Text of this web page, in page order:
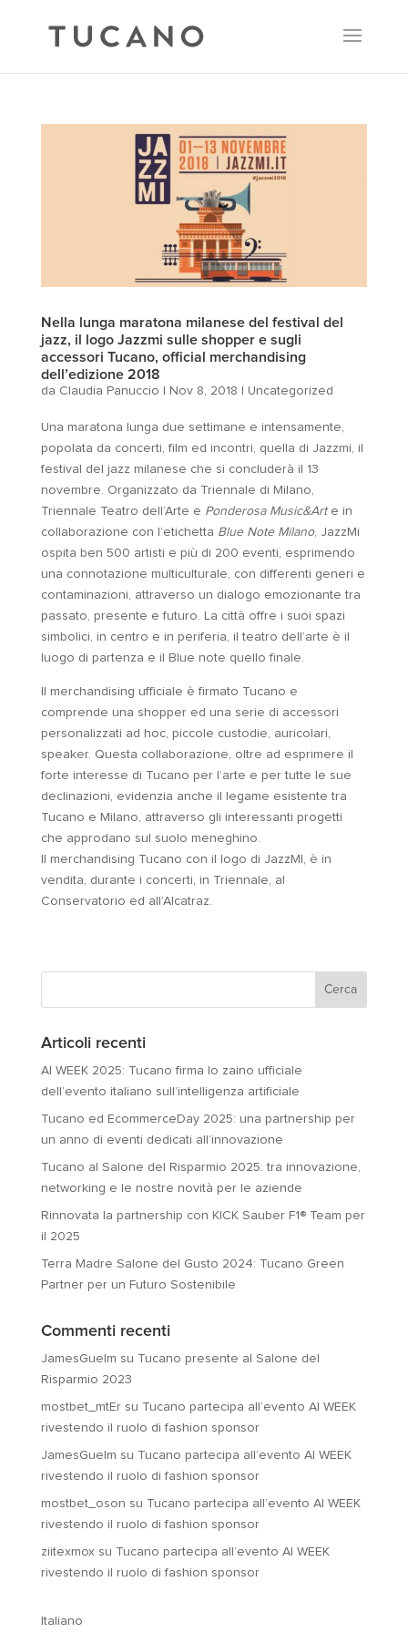
Nella lunga maratona milanese del festival del
jazz, il logo Jazzmi sulle shopper e sugli
accessori Tucano, official merchandising
dell’edizione 2018
da Claudia Panuccio Nov 8, 2018 Uncategorized
Una maratona lunga due settimane e intensamente,
popolata da concerti, film ed incontri, quella di Jazzmi, il
festival del jazz milanese che si concluderà il 13
novembre. Organizzato da Triennale di Milano,
Triennale Teatro dell’Arte e Ponderosa Music&Arte in
collaborazione con l’etichetta Blue Note Milano, JazzMi
ospita ben 500 artisti e più di 200 eventi, esprimendo
una connotazione multiculturale, con differenti generi e
contaminazioni, attraverso un dialogo emozionante tra
passato, presente e futuro. La città offre i suoi spazi
simbolici, in centro e in periferia, il teatro dell’arte è il
luogo di partenza e il Blue note quello finale.
Il merchandising ufficiale è firmato Tucano e
comprende una shopper ed una serie di accessori
personalizzati ad hoc, piccole custodie, auricolari,
speaker. Questa collaborazione, oltre ad esprimere il
forte interesse di Tucano per l’arte e per tutte le sue
declinazioni, evidenzia anche il legame esistente tra
Tucano e Milano, attraverso gli interessanti progetti
che approdano sul suolo meneghino.
Il merchandising Tucano con il logo di JazzMI, è in
vendita, durante i concerti, in Triennale, al
Conservatorio ed all’Alcatraz.
Articoli recenti
AI WEEK 2025: Tucano firma lo zaino ufficiale
dell’evento italiano sull’intelligenza artificiale
Tucano ed EcommerceDay 2025: una partnership per
un anno di eventi dedicati all’innovazione
Tucano al Salone del Risparmio 2025: tra innovazione,
networking e le nostre novità per le aziende
Rinnovata la partnership con KICK Sauber F1® Team per
il 2025
Terra Madre Salone del Gusto 2024: Tucano Green
Partner per un Futuro Sostenibile
Commenti recenti
JamesGuelm su Tucano presente al Salone del
Risparmio 2023
mostbet_mtErsu Tucano partecipa all’evento AI WEEK
rivestendo il ruolo di fashion sponsor
JamesGuelm su Tucano partecipa all’evento AI WEEK
rivestendo il ruolo di fashion sponsor
mostbet_oson su Tucano partecipa all’evento AI WEEK
rivestendo il ruolo di fashion sponsor
ziitexmoxsu Tucano partecipa all’evento AI WEEK
rivestendo il ruolo di fashion sponsor
Italiano